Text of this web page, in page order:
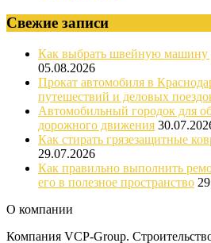
Свежие записи
Как выбрать швейную машину
05.08.2026
Прокат автомобиля в
путешествий и деловых
Автомобильный городок для
дорожного движения
Как стирать грязезащитные
29.07.2026
Как правильно выполнить
его в полезное пространство
О компании
Компания VCP-Group.